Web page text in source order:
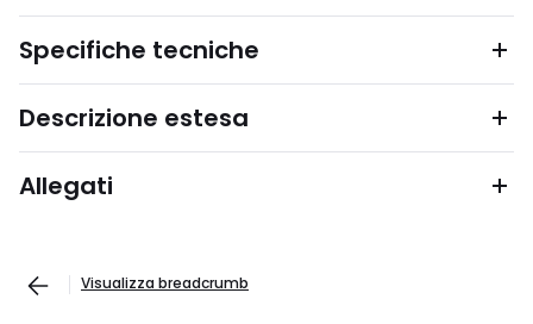
Specifiche tecniche
Descrizione estesa
Allegati
Visualizza breadcrumb